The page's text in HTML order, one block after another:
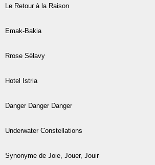
Le Retour à la Raison
Emak-Bakia
Rrose Sèlavy
Hotel Istria
Danger Danger Danger
Underwater Constellations
Synonyme de Joie, Jouer, Jouir